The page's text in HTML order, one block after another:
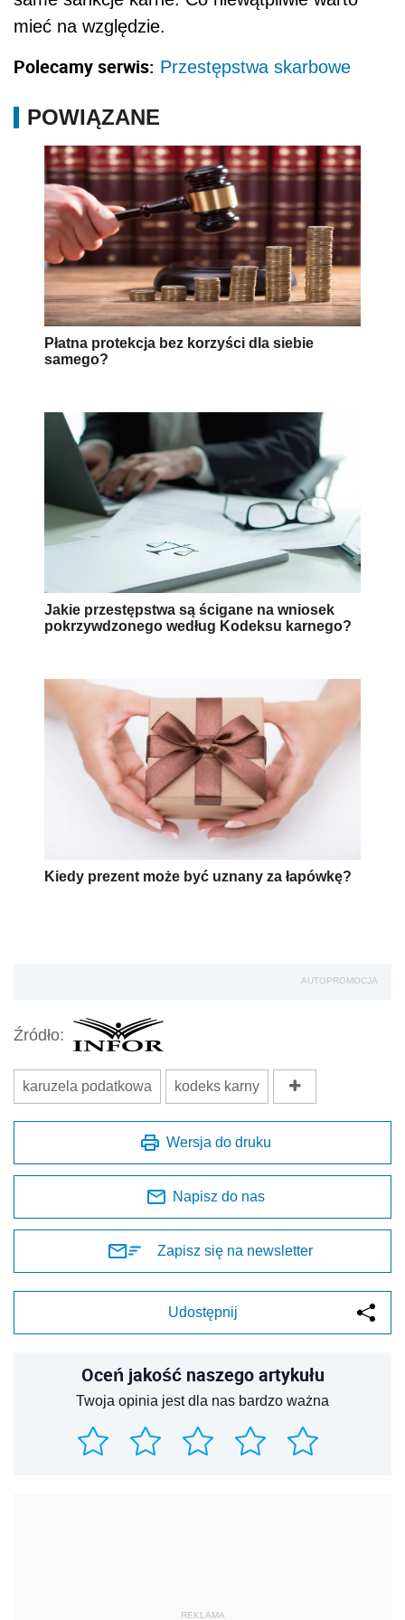
mieć na względzie.
Polecamy serwis: Przestępstwa skarbowe
POWIĄZANE
Płatna protekcja bez korzyści dla siebie
samego?
Jakie przestępstwa są ścigane na wniosek
pokrzywdzonego według Kodeksu karnego?
Kiedy prezent może być uznany za łapówkę?
AUTOPROMOCJA
Źródło:
karuzela podatkowa kodeks karny
Wersja do druku
Napisz do nas
Zapisz się na newsletter
Udostępnij
Oceń jakość naszego artykułu
Twoja opinia jest dla nas bardzo ważna
REKLAMA